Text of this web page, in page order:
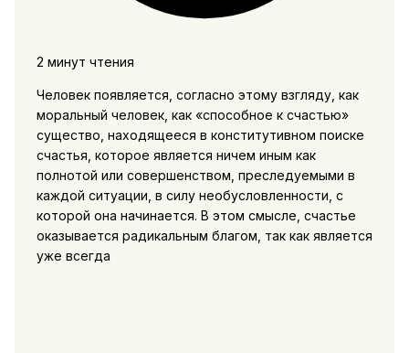
2 минут чтения
Человек появляется, согласно этому взгляду, как
моральный человек, как «способное к счастью»
существо, находящееся в конститутивном поиске
счастья, которое является ничем иным как
полнотой или совершенством, преследуемыми в
каждой ситуации, в силу необусловленности, с
которой она начинается. В этом смысле, счастье
оказывается радикальным благом, так как является
уже всегда